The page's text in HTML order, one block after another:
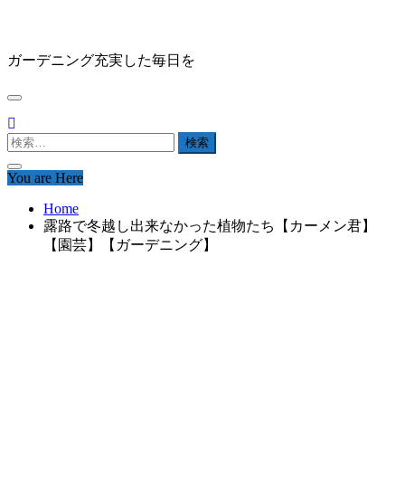
content
ガーデニング充実した毎日を
検
You are Here
Home
露路で冬越し出来なかった植物たち【カーメン君】
【園芸】【ガーデニング】